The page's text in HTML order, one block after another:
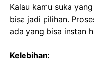
Kalau kamu suka
bisa jadi pilihan.
ada yang bisa instan
Kelebihan: